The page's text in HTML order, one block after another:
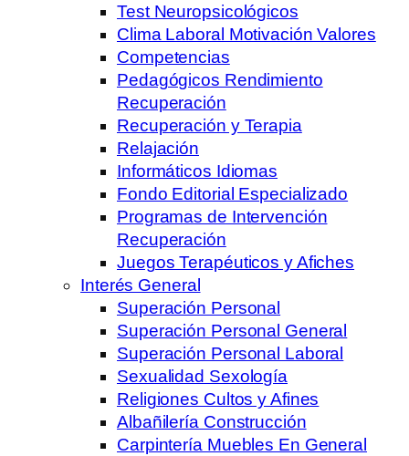
Test Neuropsicológicos
Clima Laboral Motivación Valores
Competencias
Pedagógicos Rendimiento
Recuperación
Recuperación y Terapia
Relajación
Informáticos Idiomas
Fondo Editorial Especializado
Programas de Intervención
Recuperación
Juegos Terapéuticos y Afiches
Interés General
Superación Personal
Superación Personal General
Superación Personal Laboral
Sexualidad Sexología
Religiones Cultos y Afines
Albañilería Construcción
Carpintería Muebles En General